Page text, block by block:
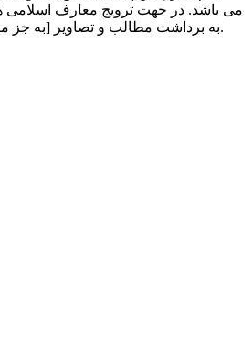
می باشد. در جهت ترویج معارف اسلامی
به برداشت مطالب و تصاویر [به جز مصارف تجاری] وجود ندارد.